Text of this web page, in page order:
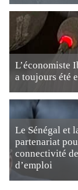
L’économiste
a toujours été
Le Sénégal et
partenariat
connectivité
d’emploi